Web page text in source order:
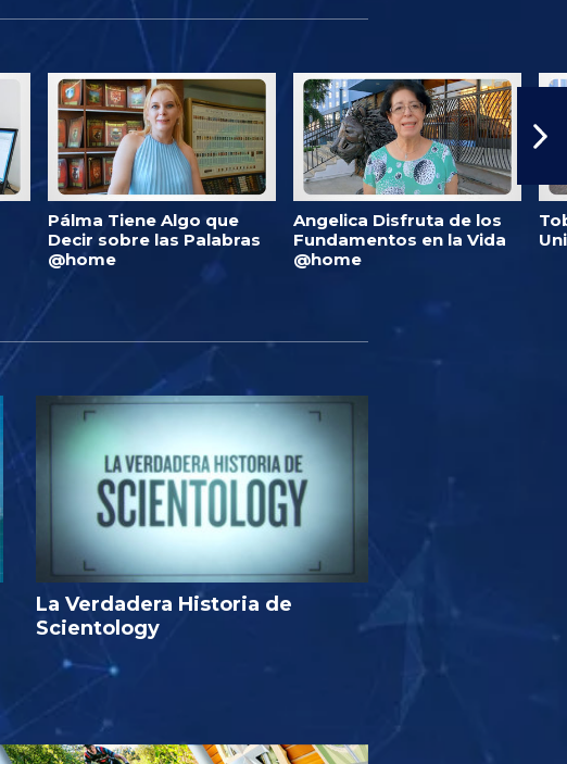
Pálma Tiene Algo que
Decir sobre las Palabras
@home
Angelica Disfruta de los
Fundamentos en la Vida
@home
La Verdadera Historia de
Scientology